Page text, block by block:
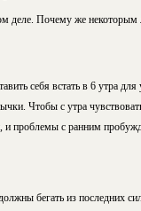
деле. Почему же некоторым
себя встать в 6 утра
Чтобы с утра
и проблемы с ранним
бегать из последних